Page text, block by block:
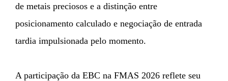
de metais preciosos e a distinção entre
posicionamento calculado e negociação de entrada
tardia impulsionada pelo momento.
A participação da EBC na FMAS 2026 reflete seu